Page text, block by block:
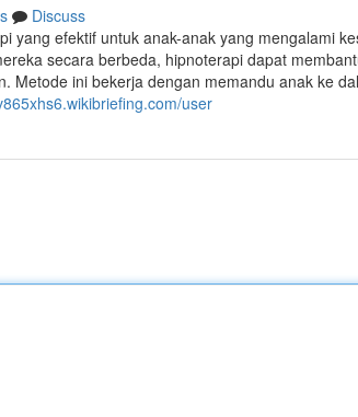
Discuss
yang efektif untuk anak-anak yang mengalami
secara berbeda, hipnoterapi dapat
Metode ini bekerja dengan memandu anak ke
user